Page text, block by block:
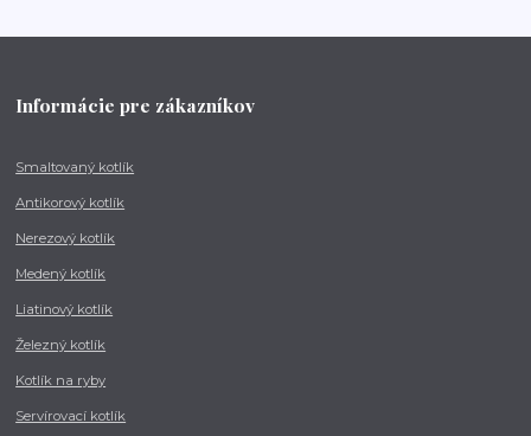
Informácie pre zákazníkov
Smaltovaný kotlík
Antikorový kotlík
Nerezový kotlík
Medený kotlík
Liatinový kotlík
Železný kotlík
Kotlík na ryby
Servírovací kotlík